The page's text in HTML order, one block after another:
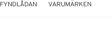
FYNDLÅDAN VARUMÄRKEN